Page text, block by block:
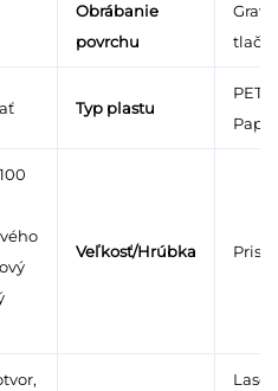
Obrábanie
povrchu
Typ plastu
PET/
Veľkosť/Hrúbka